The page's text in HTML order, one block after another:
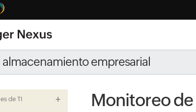
empresarial
de TI
Monitoreo